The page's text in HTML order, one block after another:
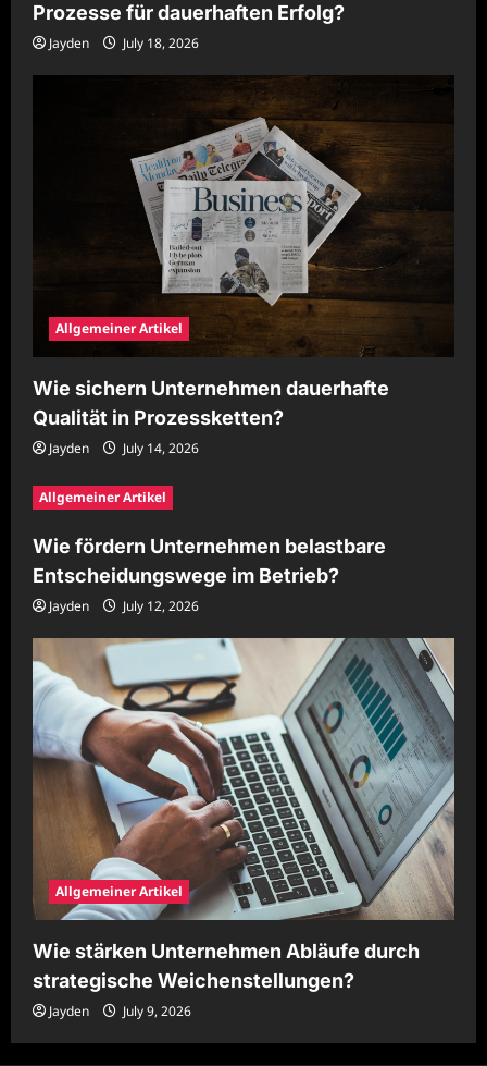
Prozesse für dauerhaften Erfolg?
Jayden July 18, 2026
Allgemeiner Artikel
Wie sichern Unternehmen dauerhafte
Qualität in Prozessketten?
Jayden July 14, 2026
Allgemeiner Artikel
Wie fördern Unternehmen belastbare
Entscheidungswege im Betrieb?
Jayden July 12, 2026
Allgemeiner Artikel
Wie stärken Unternehmen Abläufe durch
strategische Weichenstellungen?
Jayden July 9, 2026